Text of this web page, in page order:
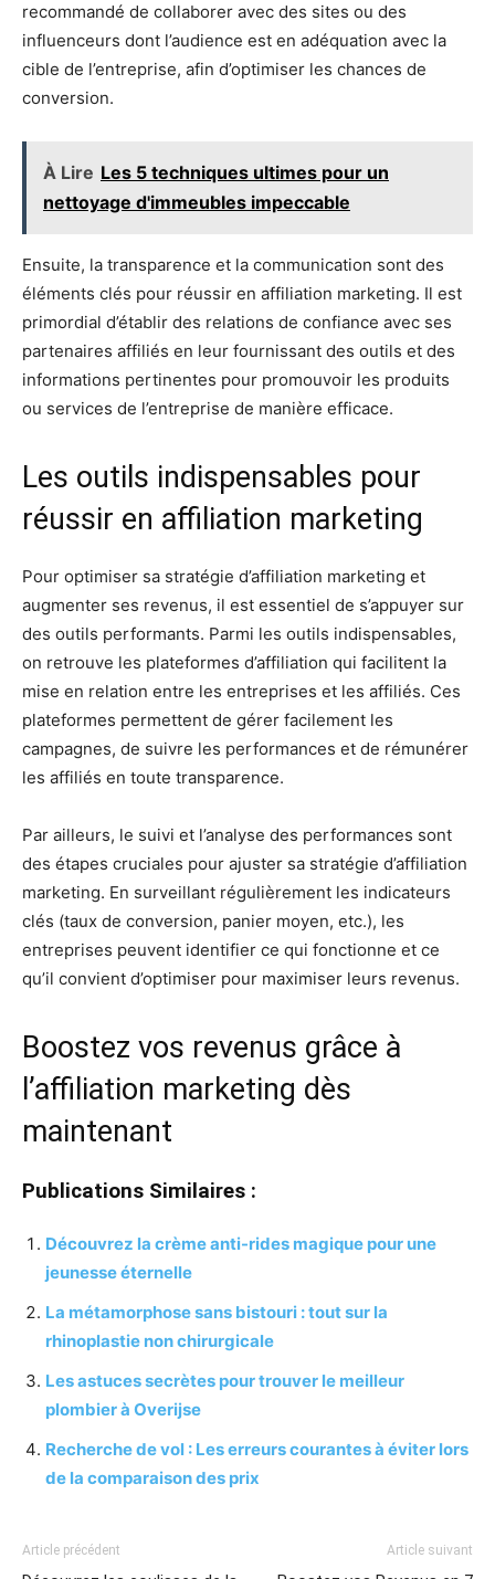
recommandé de collaborer avec des sites ou des
influenceurs dont l’audience est en adéquation avec la
cible de l’entreprise, afin d’optimiser les chances de
conversion.
À Lire Les 5 techniques ultimes pour un
nettoyage d'immeubles impeccable
Ensuite, la transparence et la communication sont des
éléments clés pour réussir en affiliation marketing. Il est
primordial d’établir des relations de confiance avec ses
partenaires affiliés en leur fournissant des outils et des
informations pertinentes pour promouvoir les produits
ou services de l’entreprise de manière efficace.
Les outils indispensables pour
réussir en affiliation marketing
Pour optimiser sa stratégie d’affiliation marketing et
augmenter ses revenus, il est essentiel de s’appuyer sur
des outils performants. Parmi les outils indispensables,
on retrouve les plateformes d’affiliation qui facilitent la
mise en relation entre les entreprises et les affiliés. Ces
plateformes permettent de gérer facilement les
campagnes, de suivre les performances et de rémunérer
les affiliés en toute transparence.
Par ailleurs, le suivi et l’analyse des performances sont
des étapes cruciales pour ajuster sa stratégie d’affiliation
marketing. En surveillant régulièrement les indicateurs
clés (taux de conversion, panier moyen, etc.), les
entreprises peuvent identifier ce qui fonctionne et ce
qu’il convient d’optimiser pour maximiser leurs revenus.
Boostez vos revenus grâce à
l’affiliation marketing dès
maintenant
Publications Similaires :
Découvrez la crème anti-rides magique pour une
jeunesse éternelle
La métamorphose sans bistouri : tout sur la
rhinoplastie non chirurgicale
Les astuces secrètes pour trouver le meilleur
plombier à Overijse
Recherche de vol : Les erreurs courantes à éviter lors
de la comparaison des prix
Article précédent Article suivant